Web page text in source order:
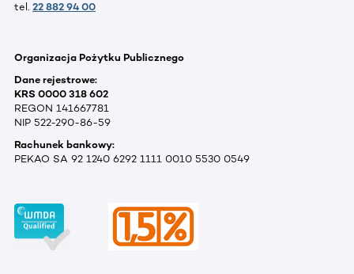
tel. 22 882 94 00
Organizacja Pożytku Publicznego
Dane rejestrowe:
KRS 0000 318 602
REGON 141667781
NIP 522-290-86-59
Rachunek bankowy:
PEKAO SA 92 1240 6292 1111 0010 5530 0549